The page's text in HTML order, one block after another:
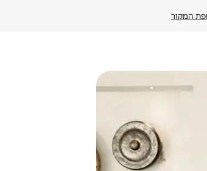
המקור